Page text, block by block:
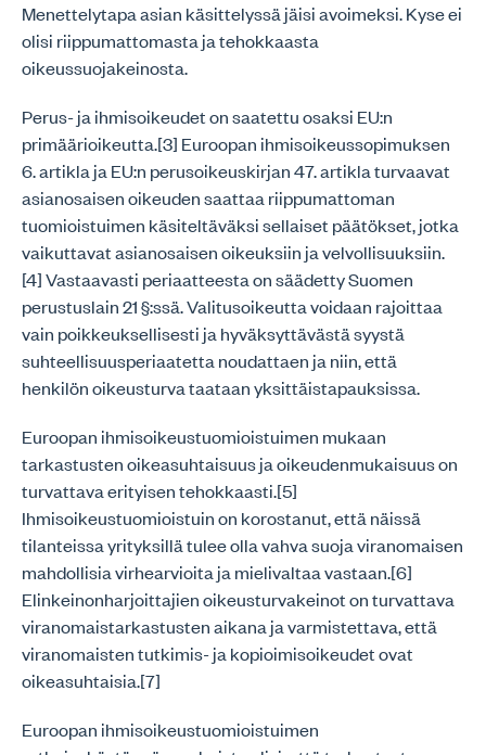
Menettelytapa asian käsittelyssä jäisi avoimeksi. Kyse ei
olisi riippumattomasta ja tehokkaasta
oikeussuojakeinosta.
Perus- ja ihmisoikeudet on saatettu osaksi EU:n
primäärioikeutta.[3] Euroopan ihmisoikeussopimuksen
6. artikla ja EU:n perusoikeuskirjan 47. artikla turvaavat
asianosaisen oikeuden saattaa riippumattoman
tuomioistuimen käsiteltäväksi sellaiset päätökset, jotka
vaikuttavat asianosaisen oikeuksiin ja velvollisuuksiin.
[4] Vastaavasti periaatteesta on säädetty Suomen
perustuslain 21 §:ssä. Valitusoikeutta voidaan rajoittaa
vain poikkeuksellisesti ja hyväksyttävästä syystä
suhteellisuusperiaatetta noudattaen ja niin, että
henkilön oikeusturva taataan yksittäistapauksissa.
Euroopan ihmisoikeustuomioistuimen mukaan
tarkastusten oikeasuhtaisuus ja oikeudenmukaisuus on
turvattava erityisen tehokkaasti.[5]
Ihmisoikeustuomioistuin on korostanut, että näissä
tilanteissa yrityksillä tulee olla vahva suoja viranomaisen
mahdollisia virhearvioita ja mielivaltaa vastaan.[6]
Elinkeinonharjoittajien oikeusturvakeinot on turvattava
viranomaistarkastusten aikana ja varmistettava, että
viranomaisten tutkimis- ja kopioimisoikeudet ovat
oikeasuhtaisia.[7]
Euroopan ihmisoikeustuomioistuimen